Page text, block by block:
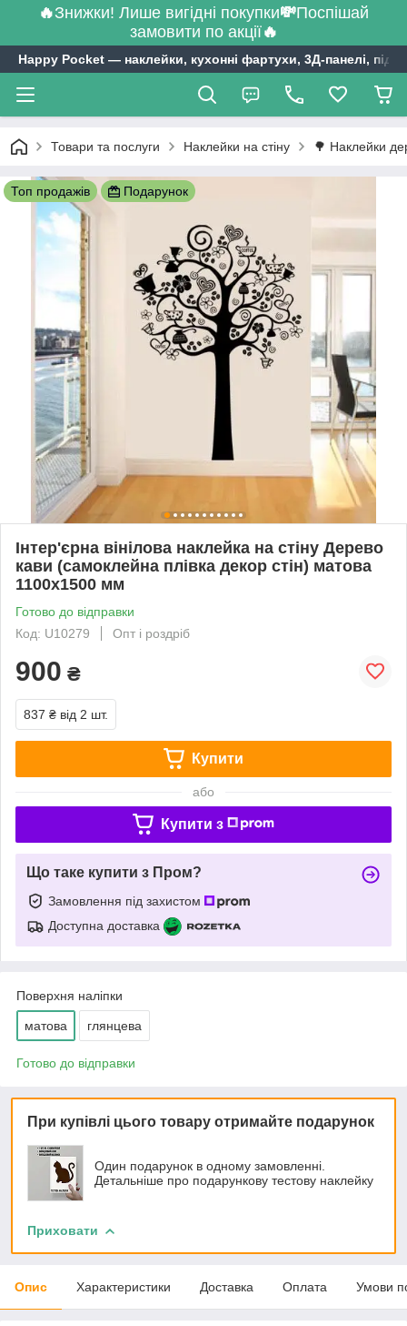
🔥Знижки! Лише вигідні покупки💸Поспішай
замовити по акції🔥
Happy Pocket ― наклейки, кухонні фартухи, 3Д-панелі,
Товари та послуги Наклейки на стіну 🌳 Наклейки
Топ продажів Подарунок
Інтер'єрна вінілова наклейка на стіну Дерево
кави (самоклейна плівка декор стін) матова
1100х1500 мм
Готово до відправки
Код: U10279
Опт і роздріб
900 ₴
837 ₴ від 2 шт.
Купити
або
Купити з
Що таке купити з Пром?
Замовлення під захистом
Доступна доставка
Поверхня наліпки
матова глянцева
Готово до відправки
При купівлі цього товару отримайте подарунок
Один подарунок в одному замовленні.
Детальніше про подарункову тестову наклейку
Приховати
Опис Характеристики Доставка Оплата Умови